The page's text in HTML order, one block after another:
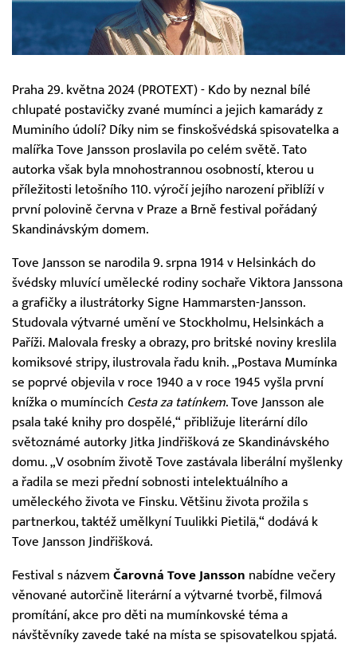
Praha 29. května 2024 (PROTEXT) - Kdo by neznal bílé
chlupaté postavičky zvané mumínci a jejich kamarády z
Muminího údolí? Díky nim se finskošvédská spisovatelka a
malířka Tove Jansson proslavila po celém světě. Tato
autorka však byla mnohostrannou osobností, kterou u
příležitosti letošního 110. výročí jejího narození přiblíží v
první polovině června v Praze a Brně festival pořádaný
Skandinávským domem.
Tove Jansson se narodila 9. srpna 1914 v Helsinkách do
švédsky mluvící umělecké rodiny sochaře Viktora Janssona
a grafičky a ilustrátorky Signe Hammarsten-Jansson.
Studovala výtvarné umění ve Stockholmu, Helsinkách a
Paříži. Malovala fresky a obrazy, pro britské noviny kreslila
komiksové stripy, ilustrovala řadu knih. „Postava Mumínka
se poprvé objevila v roce 1940 a v roce 1945 vyšla první
knížka o mumíncích Cesta za tatínkem. Tove Jansson ale
psala také knihy pro dospělé,“ přibližuje literární dílo
světoznámé autorky Jitka Jindřišková ze Skandinávského
domu. „V osobním životě Tove zastávala liberální myšlenky
a řadila se mezi přední sobnosti intelektuálního a
uměleckého života ve Finsku. Většinu života prožila s
partnerkou, taktéž umělkyní Tuulikki Pietilä,“ dodává k
Tove Jansson Jindřišková.
Festival s názvem Čarovná Tove Jansson nabídne večery
věnované autorčině literární a výtvarné tvorbě, filmová
promítání, akce pro děti na mumínkovské téma a
návštěvníky zavede také na místa se spisovatelkou spjatá.